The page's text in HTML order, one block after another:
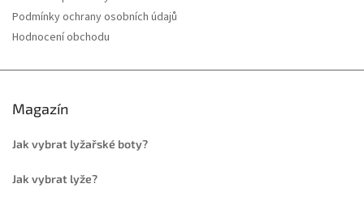
Podmínky ochrany osobních údajů
Hodnocení obchodu
Magazín
Jak vybrat lyžařské boty?
Jak vybrat lyže?